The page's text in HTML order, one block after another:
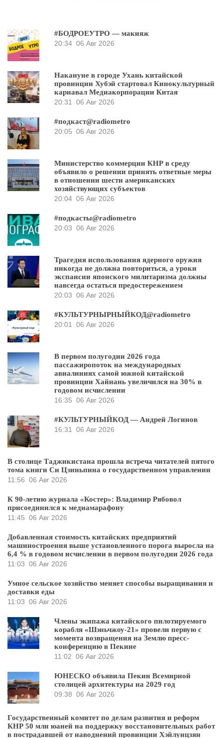
#БОДРОЕУТРО — макияж
20:34 06 Авг 2026
Накануне в городе Ухань китайской
провинции Хубэй стартовал Кинокультурный
карнавал Медиакорпорации Китая
20:31
06 Авг 2026
#подкаст@radiometro
20:05 06 Авг 2026
Министерство коммерции КНР в среду
объявило о решении принять ответные меры
в отношении шести американских
хозяйствующих субъектов
20:04 06 Авг 2026
#подкасты@radiometro
20:03 06 Авг 2026
Трагедия использования ядерного оружия
никогда не должна повториться, а уроки
экспансии японского милитаризма должны
навсегда остаться предостережением
20:03 06 Авг 2026
#КУЛЬТУРНЫРНЫЙКОД@radiometro
20:01
06 Авг 2026
В первом полугодии 2026 года
пассажиропоток на международных
авиалиниях самой южной китайской
провинции Хайнань увеличился на 30% в
годовом исчислении
16:35 06 Авг 2026
#КУЛЬТУРНЫЙКОД — Андрей Логинов
16:31
06 Авг 2026
В столице Таджикистана прошла встреча читателей пятого
тома книги Си Цзиньпина о государственном управлении
11:56 06 Авг 2026
К 90-летию журнала «Костер»: Владимир Рябовол
присоединился к медиамарафону
11:45 06 Авг 2026
Добавленная стоимость китайских предприятий
машиностроения выше установленного порога выросла на
6,4 % в годовом исчислении в первом полугодии 2026 года
11:03 06 Авг 2026
Умное сельское хозяйство меняет способы выращивания и
доставки еды
11:03 06 Авг 2026
Члены экипажа китайского пилотируемого
корабля «Шэньчжоу-21» провели первую с
момента возвращения на Землю пресс-
конференцию в Пекине
11:02 06 Авг 2026
ЮНЕСКО объявила Пекин Всемирной
столицей архитектуры на 2029 год
09:38 06 Авг 2026
Государственный комитет по делам развития и реформ
КНР 50 млн юаней на поддержку восстановительных работ
в пострадавшей от наводнений провинции Хэйлунцзян